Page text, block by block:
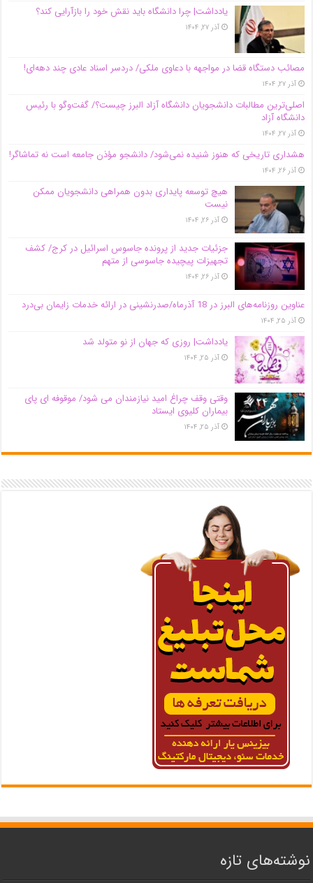
یادداشت| چرا دانشگاه باید نقش خود را بازآرایی کند؟
آذر ۲۷, ۱۴۰۴
مصائب دستگاه قضا در مواجهه با دعاوی ملکی/ دردسر اسناد عادی چند‌ دهه‌ای!
آذر ۲۷, ۱۴۰۴
اصلی‌ترین مطالبات دانشجویان دانشگاه آزاد البرز چیست؟/ گفت‌وگو با رئیس
دانشگاه آز‌اد
آذر ۲۷, ۱۴۰۴
هشداری تاریخی که هنوز شنیده نمی‌شود/ دانشجو مؤذن جامعه است نه تماشاگر!
آذر ۲۶, ۱۴۰۴
هیچ توسعه پایداری بدون همراهی دانشجویان ممکن
نیست
آذر ۲۶, ۱۴۰۴
جزئیات جدید از پرونده جاسوس اسرائیل در کرج/‌ کشف
تجهیزات پیچیده جاسوسی از متهم
آذر ۲۶, ۱۴۰۴
عناوین روزنامه‌های البرز در ‌18 آذرماه/صدرنشینی در ارائه خدمات زایمان بی‌درد
آذر ۲۵, ۱۴۰۴
یادداشت| روزی که جهان از نو متولد شد
آذر ۲۵, ۱۴۰۴
وقتی وقف چراغ امید نیازمندان می شود/ موقوفه ای پای
بیماران کلیوی ایستاد
آذر ۲۵, ۱۴۰۴
نوشته‌های تازه